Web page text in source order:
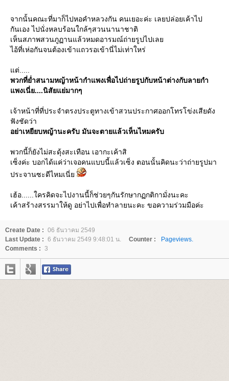
จากนั้นคณะที่มาก็ไปหอคำหลวงกัน คนเยอะค่ะ เลยปล่อยเค้าไป
กันเอง ไปนั่งหลบร้อนใกล้ๆสวนนานาชาติ
เห็นสภาพสวนภูฏานแล้วหมดอารมณ์ถ่ายรูปไปเล
ไอ้ที่เห่อกันจนต้องเข้าแถวรอเข้านี่ไม่เท่าใหร่
ต่.....
พวกที่ย่ำสนามหญ้าหน้ากำแพงเพื่อไปถ่ายรูปกับหน้าต่างกับลายกำ
พงเนี่ย....นิสัยแย่มากๆ
เจ้าหน้าที่ที่ประจำตรงประตูทางเข้าสวนประกาศออกโทรโข่งเสียดัง
ฟังชัดว่า
อย่าเหยียบหญ้านะครับ มันจะตายแล้วเห็นไหมครับ
พวกนี้ก็ยังไม่สะดุ้งสะเทือน เอากะเค้าสิ
เซ็งค่ะ บอกได้แค่ว่าเจอคนแบบนี้แล้วเซ็ง ตอนนั้นคิดนะว่าถ่ายรูปมา
ประจานซะดีไหมเนี่
เฮ้อ......ใครคิดจะไปงานนี้ก็ช่วยๆกันรักษากฏกติกามั่งนะคะ
เค้าสร้างสรรมาให้ดู อย่าไปเพื่อทำลายนะคะ ขอความร่วมมือค่ะ
Create Date : 06 ธันวาคม 2549
Last Update : 6 ธันวาคม 2549 9:48:01 น. Counter :
Pageviews.
Comments : 3